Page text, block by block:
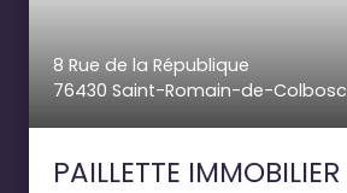
8 Rue de la République
76430 Saint-Romain-de-Colbosc